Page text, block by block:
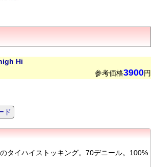
Hi
参考価格3900円
ド
タイハイストッキング。70デニール。100%